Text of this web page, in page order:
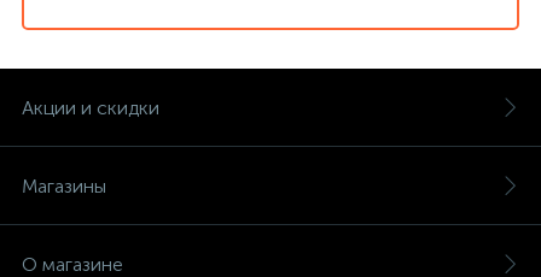
Акции и скидки
Магазины
О магазине